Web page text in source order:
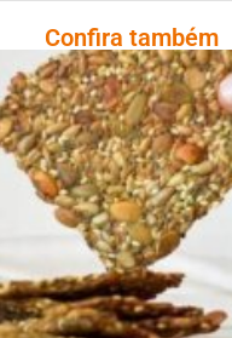
Confira também
Comer Bem:
De Sementes